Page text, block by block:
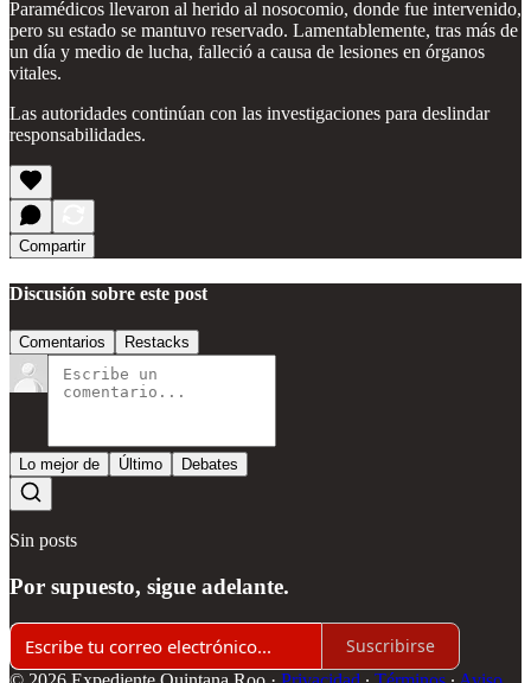
Paramédicos llevaron al herido al nosocomio, donde fue intervenido,
pero su estado se mantuvo reservado. Lamentablemente, tras más de
un día y medio de lucha, falleció a causa de lesiones en órganos
vitales.
Las autoridades continúan con las investigaciones para deslindar
responsabilidades.
Compartir
Discusión sobre este post
Comentarios Restacks
Lo mejor de Último Debates
Sin posts
Por supuesto, sigue adelante.
Suscribirse